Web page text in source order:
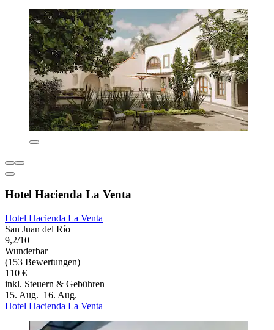
Hotel Hacienda La Venta
Hotel Hacienda La Venta
San Juan del Río
9,2/10
Wunderbar
(153 Bewertungen)
110 €
inkl. Steuern & Gebühren
15. Aug.–16. Aug.
Hotel Hacienda La Venta